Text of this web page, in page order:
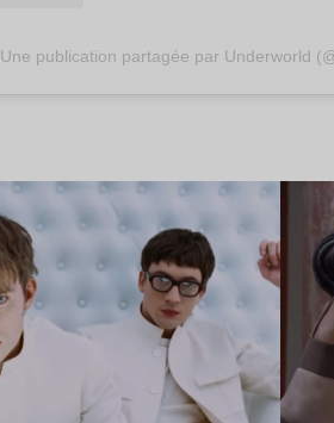
Une publication partagée par Underworld